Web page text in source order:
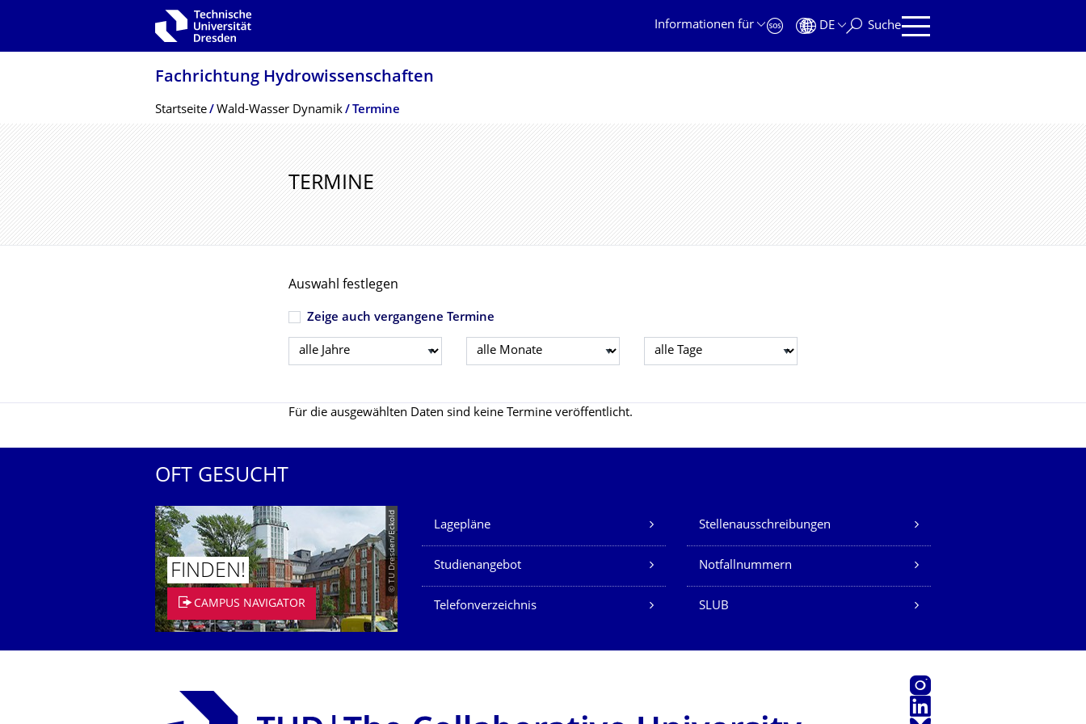
Zur Hauptnavigation springen
Informationen für
DE Suche
Fachrichtung Hydrowissenschaf­ten
Breadcrumb-Menü
Startseite Wald-Wasser Dynamik Termine
TERMINE
Auswahl festlegen
Zeige auch vergangene Termine
Jahr wählen Monat wählen Tag wählen
Für die ausgewählten Daten sind keine Termine veröffentlicht.
OFT GESUCHT
© TU Dresden/Eckold
FINDEN!
CAMPUS NAVIGATOR
Unsere Dienste
Lagepläne Stellenausschreibungen
Studienangebot Notfallnummern
Telefonverzeichnis SLUB
Instagram
LinkedIn